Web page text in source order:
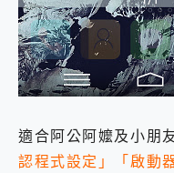
適合阿公阿嬤及小朋
認程式設定」「啟動